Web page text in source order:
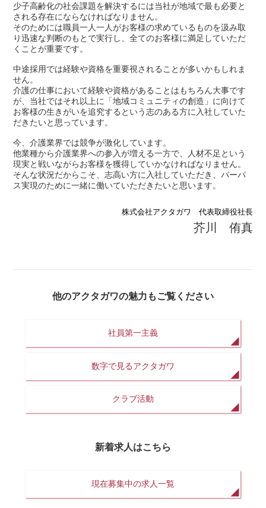
少子高齢化の社会課題を解決するには当社が地域で最も必要と
される存在にならなければなりません。
そのためには職員一人一人がお客様の求めているものを汲み取
り迅速な判断のもとで実行し、全てのお客様に満足していただ
くことが重要です。
中途採用では経験や資格を重要視されることが多いかもしれま
せん。
介護の仕事において経験や資格があることはもちろん大事です
が、当社ではそれ以上に「地域コミュニティの創造」に向けて
お客様の生きがいを追究するという志のある方に入社していた
だきたいと思っています。
今、介護業界では競争が激化しています。
他業種から介護業界への参入が増える一方で、人材不足という
現実と戦いながらお客様を獲得していかなければなりません。
そんな状況だからこそ、志高い方に入社していただき、パーパ
ス実現のために一緒に働いていただきたいと思います。
株式会社アクタガワ 代表取締役社長
芥川 侑真
他のアクタガワの魅力もご覧ください
社員第一主義
数字で見るアクタガワ
クラブ活動
新着求人はこちら
現在募集中の求人一覧